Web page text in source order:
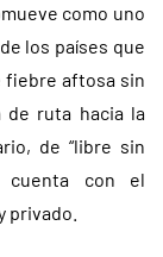
como uno
los países que
fiebre aftosa sin
de ruta hacia la
de “libre sin
cuenta con el
privado.